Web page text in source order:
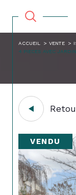
ACCUEIL VENTE
4 PIECES AVEC
VENDU